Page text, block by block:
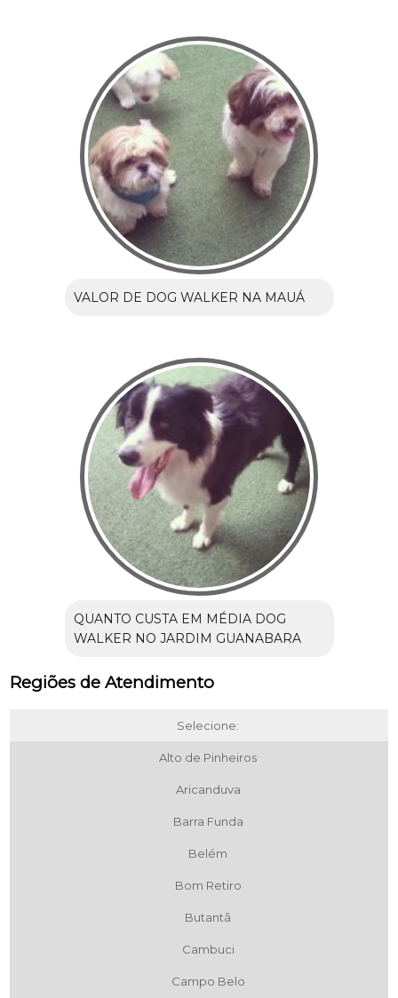
VALOR DE DOG WALKER NA MAUÁ
QUANTO CUSTA EM MÉDIA DOG
WALKER NO JARDIM GUANABARA
Regiões de Atendimento
Selecione:
Alto de Pinheiros
Aricanduva
Barra Funda
Belém
Bom Retiro
Butantã
Cambuci
Campo Belo